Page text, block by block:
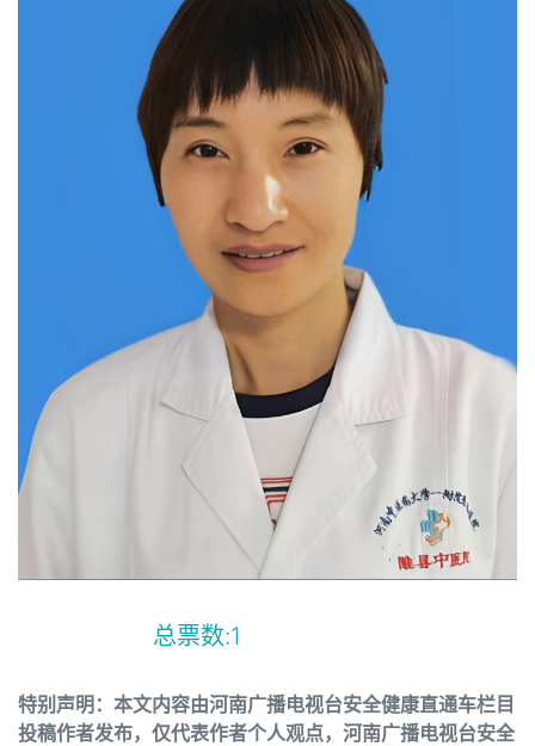
总票数:1
特别声明：本文内容由河南广播电视台安全健康直通车栏目
投稿作者发布，仅代表作者个人观点，河南广播电视台安全